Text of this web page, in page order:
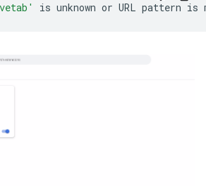
is unknown or URL pattern is